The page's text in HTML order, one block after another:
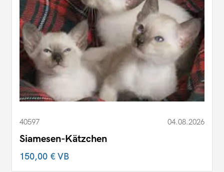
40597 04.08.2026
Siamesen-Kätzchen
150,00 €VB